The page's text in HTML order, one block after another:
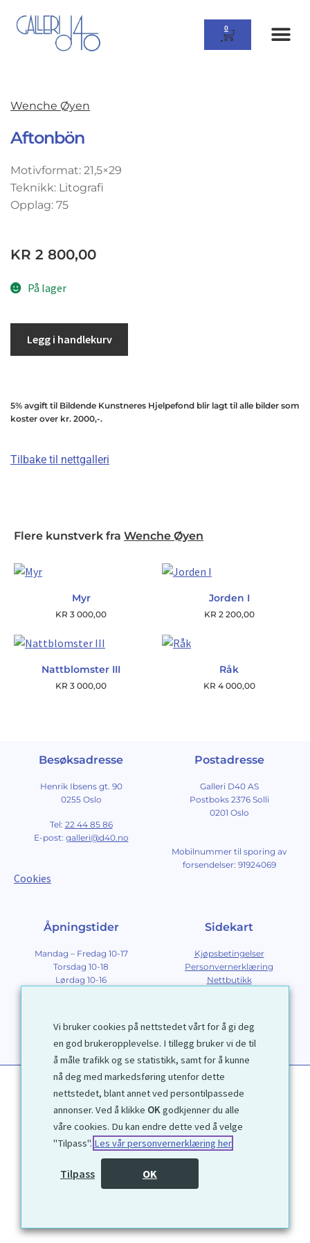
0
Wenche Øyen
Aftonbön
Motivformat: 21,5×29
Teknikk: Litografi
Opplag: 75
KR 2 800,00
På lager
Legg i handlekurv
5% avgift til Bildende Kunstneres Hjelpefond blir lagt til alle bilder som
koster over kr. 2000,-.
Tilbake til nettgalleri
Flere kunstverk fra Wenche Øyen
Myr
KR 3 000,00
Jorden I
KR 2 200,00
Nattblomster III
KR 3 000,00
Råk
KR 4 000,00
Besøksadresse
Henrik Ibsens gt. 90
0255 Oslo
Tel: 22 44 85 86
E-post: galleri@d40.no
Cookies
Postadresse
Galleri D40 AS
Postboks 2376 Solli
0201 Oslo
Mobilnummer til sporing av
forsendelser: 91924069
Åpningstider
Mandag – Fredag 10-17
Torsdag 10-18
Lørdag 10-16
Sidekart
Kjøpsbetingelser
Personvernerklæring
Nettbutikk
Kontakt
1972 © Galleri D40 AS
Vi bruker cookies på nettstedet vårt for å gi deg
en god brukeropplevelse. I tillegg bruker vi de til
å måle trafikk og se statistikk, samt for å kunne
nå deg med markedsføring utenfor dette
nettstedet, blant annet ved persontilpassede
annonser. Ved å klikke OKgodkjenner du alle
våre cookies. Du kan endre dette ved å velge
"Tilpass". Les vår personvernerklæring her
Tilpass OK